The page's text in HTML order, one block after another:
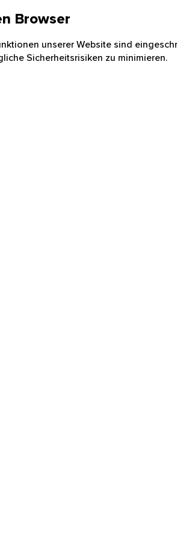
Browser
unserer Website sind
Sicherheitsrisiken zu minimieren.